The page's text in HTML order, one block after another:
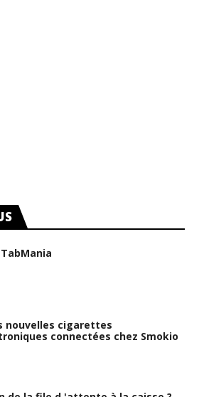
nouvelles cigarettes
connectées chez Smokio